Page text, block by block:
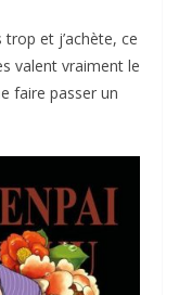
trop et j’achète, ce
valent vraiment le
faire passer un